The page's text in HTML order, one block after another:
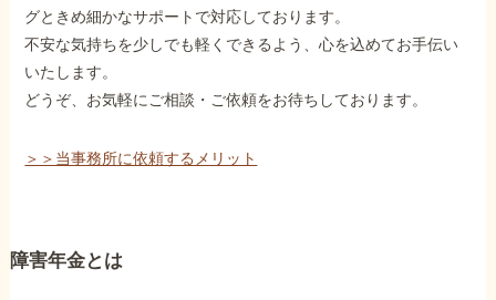
グときめ細かなサポートで対応しております。
不安な気持ちを少しでも軽くできるよう、心を込めてお手伝い
いたします。
どうぞ、お気軽にご相談・ご依頼をお待ちしております。
＞＞当事務所に依頼するメリット
障害年金とは